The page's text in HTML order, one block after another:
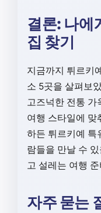
결론: 나에
집 찾기
지금까지 튀르키
소 5곳을 살펴보
고즈넉한 전통 가
여행 스타일에 맞
하든 튀르키예 특
람들을 만날 수
고 설레는 여행
자주 묻는